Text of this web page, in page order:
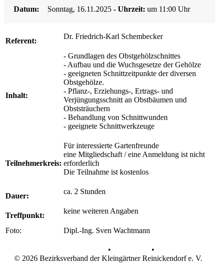
Datum:
Sonntag, 16.11.2025 - Uhrzeit: um 11:00 Uhr
Referent:
Dr. Friedrich-Karl Schembecker
Inhalt:
- Grundlagen des Obstgehölzschnittes
- Aufbau und die Wuchsgesetze der Gehölze
- geeigneten Schnittzeitpunkte der diversen
Obstgehölze.
- Pflanz-, Erziehungs-, Ertrags- und
Verjüngungsschnitt an Obstbäumen und
Obststräuchern
- Behandlung von Schnittwunden
- geeignete Schnittwerkzeuge
Teilnehmerkreis:
Für interessierte Gartenfreunde
eine Mitgliedschaft / eine Anmeldung ist nicht
erforderlich
Die Teilnahme ist kostenlos
Dauer:
ca. 2 Stunden
Treffpunkt:
keine weiteren Angaben
Foto: Dipl.-Ing. Sven Wachtmann
•
•
© 2026 Bezirksverband der Kleingärtner Reinickendorf e. V.